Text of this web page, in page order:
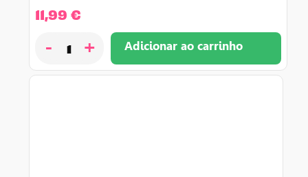
11,99 €
- + Adicionar ao carrinho